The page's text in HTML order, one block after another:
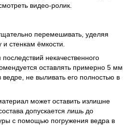
видео-ролик.
перемешивать, уделяя
стенкам ёмкости.
некачественного
оставлять примерно 5 мм
ведре, не выливать его полностью в
может оставить излишне
допускается лишь до
с помощью погружения ведра в